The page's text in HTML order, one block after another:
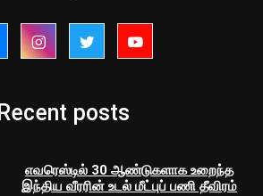
Recent posts
எவரெஸ்டில் 30 ஆண்டுகளாக உறைந்த
இந்திய வீரரின் உடல் மீட்புப் பணி தீவிரம்